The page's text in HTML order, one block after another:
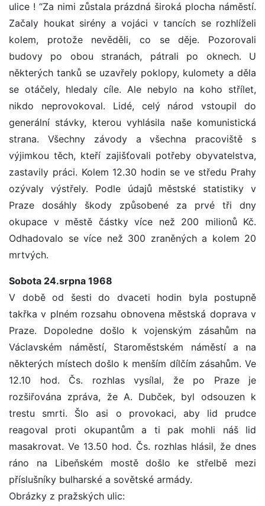
ulice ! ‘‘Za nimi zůstala prázdná široká plocha náměstí.
Začaly houkat sirény a vojáci v tancích se rozhlíželi
kolem, protože nevěděli, co se děje. Pozorovali
budovy po obou stranách, pátrali po oknech. U
některých tanků se uzavřely poklopy, kulomety a děla
se otáčely, hledaly cíle. Ale nebylo na koho střílet,
nikdo neprovokoval. Lidé, celý národ vstoupil do
generální stávky, kterou vyhlásila naše komunistická
strana. Všechny závody a všechna pracoviště s
výjimkou těch, kteří zajišťovali potřeby obyvatelstva,
zastavily práci. Kolem 12.30 hodin se ve středu Prahy
ozývaly výstřely. Podle údajů městské statistiky v
Praze dosáhly škody způsobené za prvé tři dny
okupace v městě částky více než 200 milionů Kč.
Odhadovalo se více než 300 zraněných a kolem 20
mrtvých.
Sobota 24.srpna 1968
V době od šesti do dvaceti hodin byla postupně
takřka v plném rozsahu obnovena městská doprava v
Praze. Dopoledne došlo k vojenským zásahům na
Václavském náměstí, Staroměstském náměstí a na
některých místech došlo k menším dílčím zásahům. Ve
12.10 hod. Čs. rozhlas vysílal, že po Praze je
rozšiřována zpráva, že A. Dubček, byl odsouzen k
trestu smrti. Šlo asi o provokaci, aby lid prudce
reagoval proti okupantům a ti pak mohli náš lid
masakrovat. Ve 13.50 hod. Čs. rozhlas hlásil, že dnes
ráno na Libeňském mostě došlo ke střelbě mezi
příslušníky bulharské a sovětské armády.
Obrázky z pražských ulic: